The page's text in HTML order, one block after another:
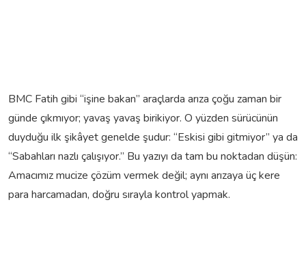
BMC Fatih gibi “işine bakan” araçlarda arıza çoğu zaman bir
günde çıkmıyor; yavaş yavaş birikiyor. O yüzden sürücünün
duyduğu ilk şikâyet genelde şudur: “Eskisi gibi gitmiyor” ya da
“Sabahları nazlı çalışıyor.” Bu yazıyı da tam bu noktadan düşün:
Amacımız mucize çözüm vermek değil; aynı arızaya üç kere
para harcamadan, doğru sırayla kontrol yapmak.